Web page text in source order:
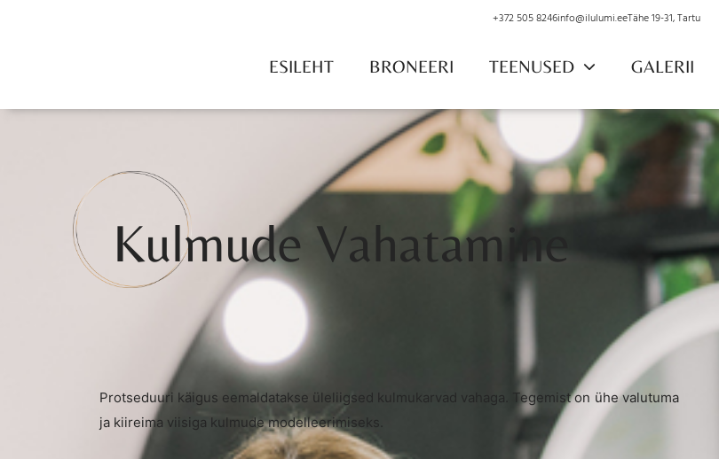
+372 505 8246info@ilulumi.eeTähe 19-31, Tartu
ESILEHT BRONEERI TEENUSED GALERII
Kulmude Vahatamine
Protseduuri käigus eemaldatakse üleliigsed kulmukarvad vahaga. Tegemist on ühe valutuma
ja kiireima viisiga kulmude modelleerimiseks.